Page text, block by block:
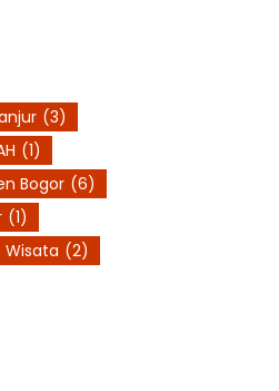
(3)
(1)
Bogor (6)
(1)
Wisata (2)